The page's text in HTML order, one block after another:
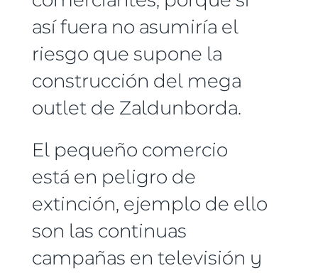
así fuera no asumiría el
riesgo que supone la
construcción del mega
outlet de Zaldunborda.
El pequeño comercio
está en peligro de
extinción, ejemplo de ello
son las continuas
campañas en televisión y